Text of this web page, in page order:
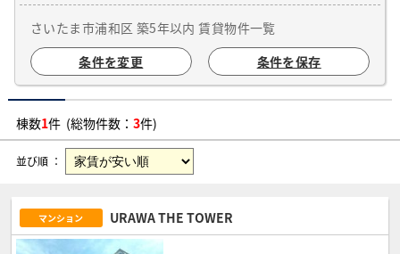
さいたま市浦和区 築5年以内 賃貸物件一覧
条件を変更
条件を保存
棟数1件 (総物件数： 3件)
並び順 ：
マンション URAWA THE TOWER